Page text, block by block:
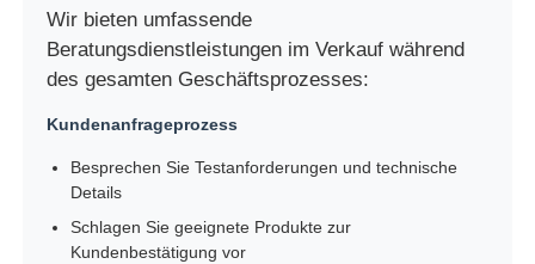
Wir bieten umfassende
Beratungsdienstleistungen im Verkauf während
des gesamten Geschäftsprozesses:
Kundenanfrageprozess
Besprechen Sie Testanforderungen und technische
Details
Schlagen Sie geeignete Produkte zur
Kundenbestätigung vor